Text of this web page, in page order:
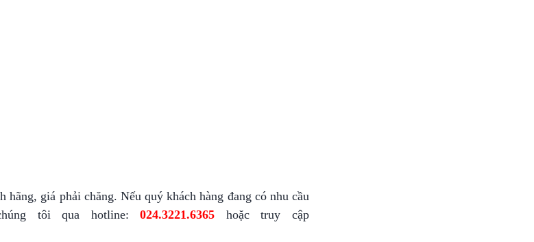
giá phải chăng. Nếu quý khách hàng đang có nhu cầu
tôi qua hotline:024.3221.6365 hoặc truy cập